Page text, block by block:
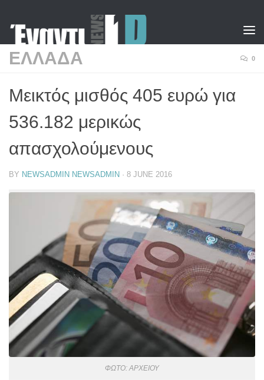
ΕΛΛΑΔΑ 0
Μεικτός μισθός 405 ευρώ για
536.182 μερικώς
απασχολούμενους
BY NEWSADMIN NEWSADMIN · 8 JUNE 2016
ΦΩΤΟ: ΑΡΧΕΙΟΥ